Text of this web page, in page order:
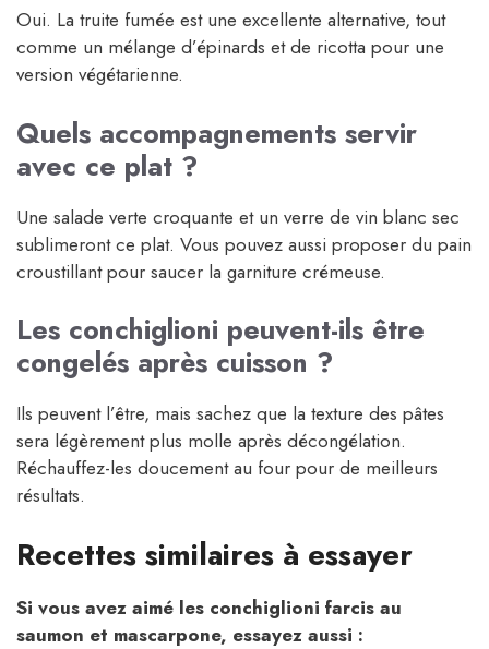
Oui. La truite fumée est une excellente alternative, tout
comme un mélange d’épinards et de ricotta pour une
version végétarienne.
Quels accompagnements servir
avec ce plat ?
Une salade verte croquante et un verre de vin blanc sec
sublimeront ce plat. Vous pouvez aussi proposer du pain
croustillant pour saucer la garniture crémeuse.
Les conchiglioni peuvent-ils être
congelés après cuisson ?
Ils peuvent l’être, mais sachez que la texture des pâtes
sera légèrement plus molle après décongélation.
Réchauffez-les doucement au four pour de meilleurs
résultats.
Recettes similaires à essayer
Si vous avez aimé les conchiglioni farcis au
saumon et mascarpone, essayez aussi :